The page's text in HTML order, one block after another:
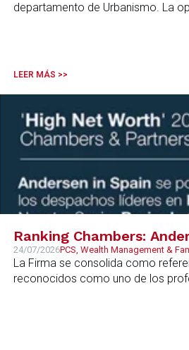
departamento de Urbanismo. La
LEER MÁS >>
Ranking Chambers:
24/07/2026PCS, Wealth Management &
La Firma se consolida como
reconocidos como uno de los